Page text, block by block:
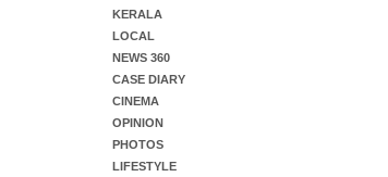
KERALA
LOCAL
NEWS 360
CASE DIARY
CINEMA
OPINION
PHOTOS
LIFESTYLE